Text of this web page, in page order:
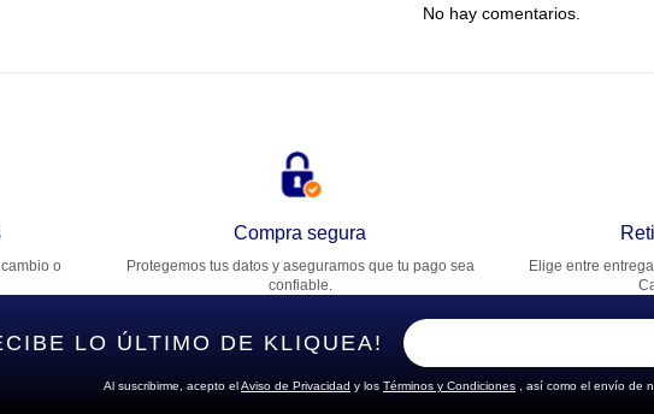
Dirección de email
Escribe un comentario
No hay comentarios.
o
Compra segura
Protegemos tus datos y aseguramos que tu pago sea
confiable.
Elige entre
LO ÚLTIMO DE KLIQUEA!
Al suscribirme, acepto elAviso de Privacidad y los Términos y Condiciones , así como el envío de